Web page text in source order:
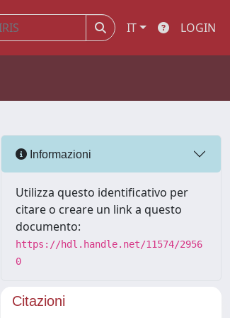
IT LOGIN
Informazioni
Utilizza questo identificativo per
citare o creare un link a questo
documento:
https://hdl.handle.net/11574/2956
0
Citazioni